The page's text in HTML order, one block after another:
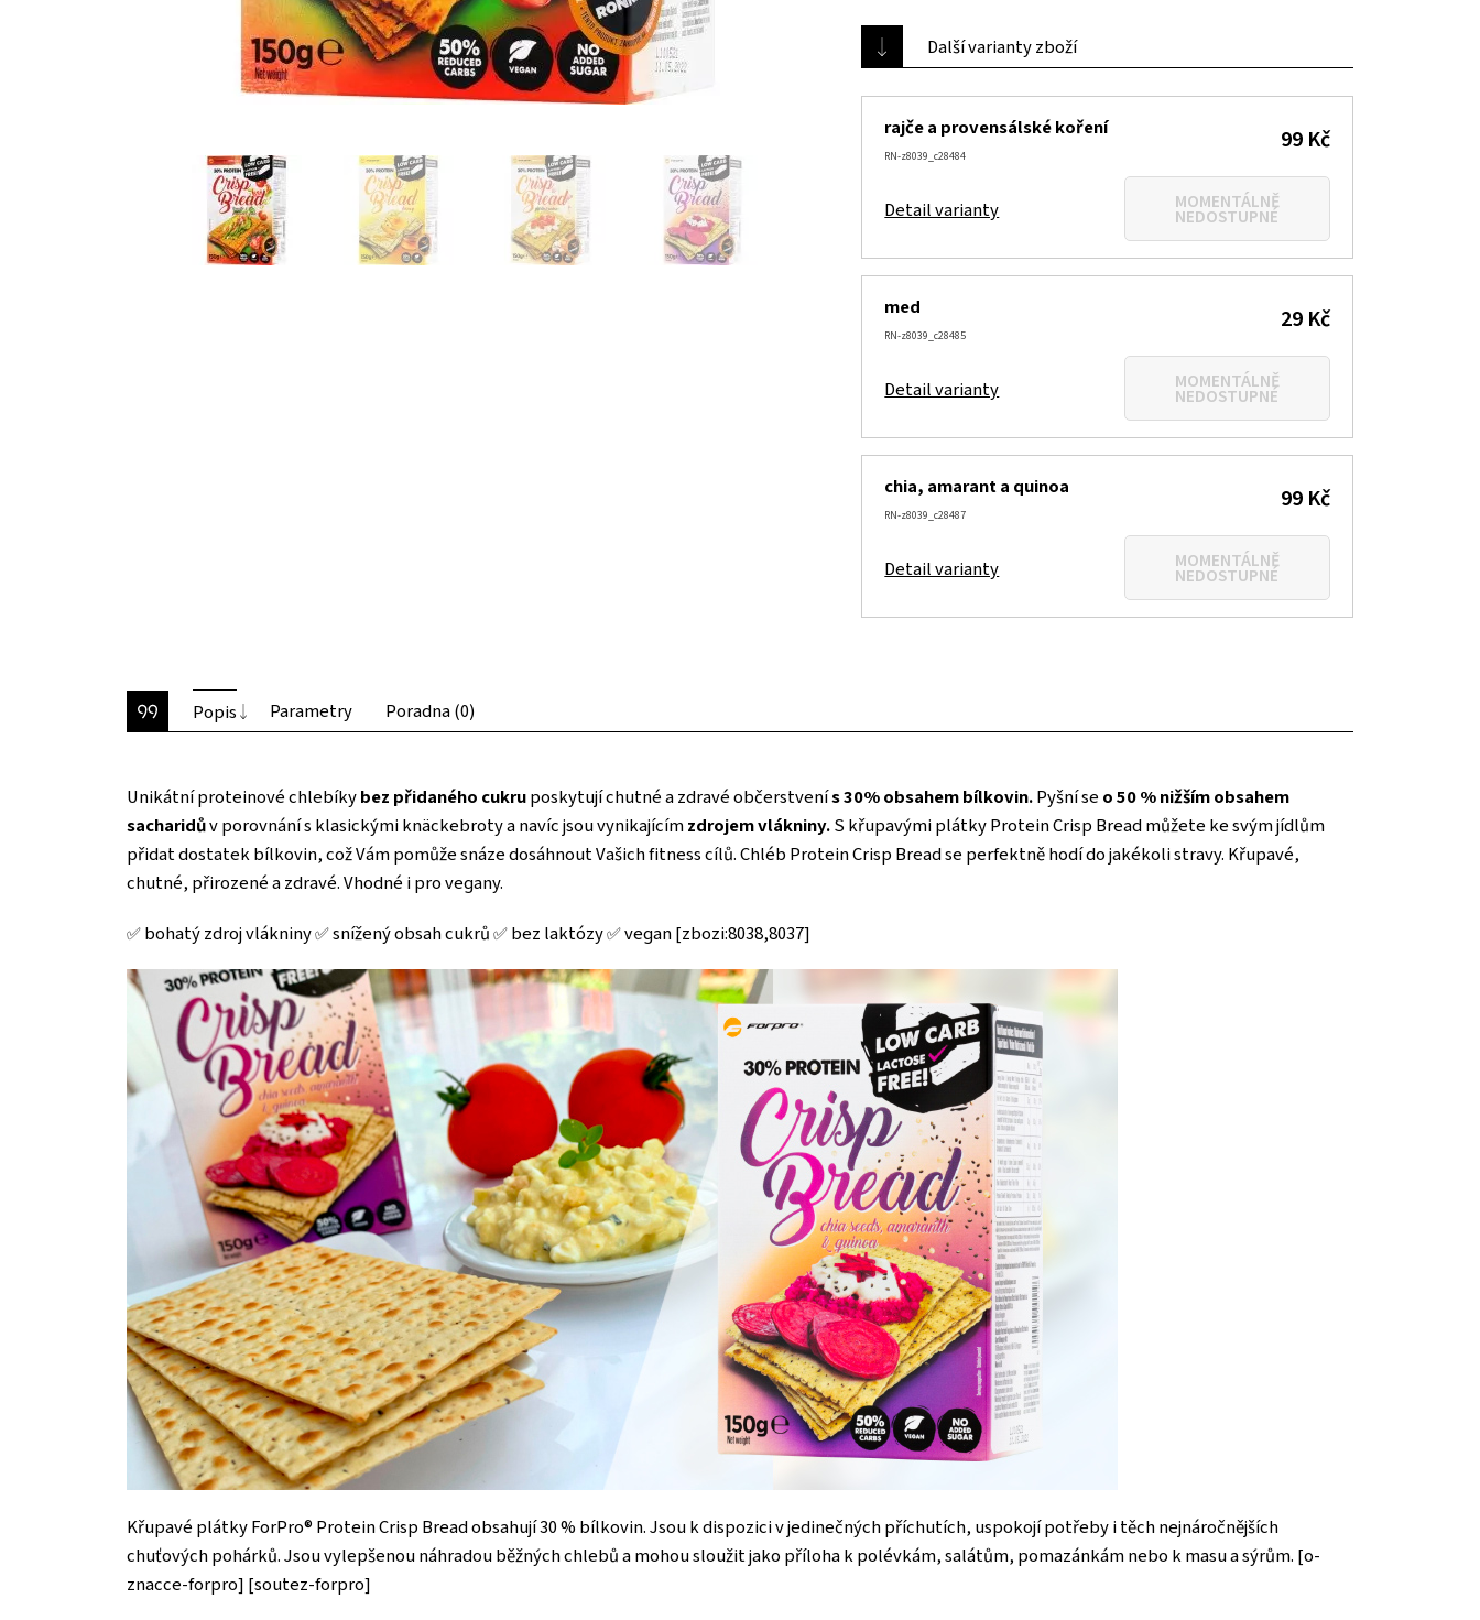
Další varianty zboží
rajče a provensálské koření
RN-z8039_c28484
99 Kč
Detail varianty
MOMENTÁLNĚ
NEDOSTUPNÉ
med
RN-z8039_c28485
29 Kč
Detail varianty
MOMENTÁLNĚ
NEDOSTUPNÉ
chia, amarant a quinoa
RN-z8039_c28487
99 Kč
Detail varianty
MOMENTÁLNĚ
NEDOSTUPNÉ
Popis Parametry Poradna (0)
Unikátní proteinové chlebíky bez přidaného cukru poskytují chutné a zdravé občerstvenís 30% obsahem bílkovin. Pyšní se o 50 % nižším obsahem
sacharidův porovnání s klasickými knäckebroty a navíc jsou vynikajícím zdrojem vlákniny. S křupavými plátky Protein Crisp Bread můžete ke svým jídlům
přidat dostatek bílkovin, což Vám pomůže snáze dosáhnout Vašich fitness cílů. Chléb Protein Crisp Bread se perfektně hodí do jakékoli stravy. Křupavé,
chutné, přirozené a zdravé. Vhodné i pro vegany.
✅ bohatý zdroj vlákniny ✅ snížený obsah cukrů ✅ bez laktózy ✅ vegan [zbozi:8038,8037]
Křupavé plátky ForPro® Protein Crisp Bread obsahují 30 % bílkovin. Jsou k dispozici v jedinečných příchutích, uspokojí potřeby i těch nejnáročnějších
chuťových pohárků. Jsou vylepšenou náhradou běžných chlebů a mohou sloužit jako příloha k polévkám, salátům, pomazánkám nebo k masu a sýrům. [o-
znacce-forpro] [soutez-forpro]